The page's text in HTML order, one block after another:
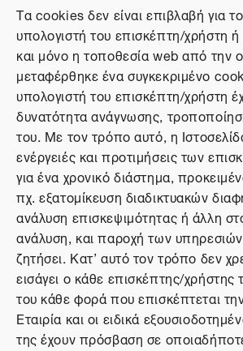
Τα cookies δεν είναι επιβλαβή για
υπολογιστή του επισκέπτη/χρήστη ή
και μόνο η τοποθεσία web από την
μεταφέρθηκε ένα συγκεκριμένο
υπολογιστή του επισκέπτη/χρήστη
δυνατότητα ανάγνωσης,
του. Με τον τρόπο αυτό, η
ενέργειές και προτιμήσεις των
για ένα χρονικό διάστημα,
πχ. εξατομίκευση διαδικτυακών
ανάλυση επισκεψιμότητας ή άλλη
ανάλυση, και παροχή των
ζητήσει. Κατ’ αυτό τον τρόπο δεν
εισάγει ο κάθε επισκέπτης/χρήστης
του κάθε φορά που επισκέπτεται
Εταιρία και οι ειδικά
της έχουν πρόσβαση σε